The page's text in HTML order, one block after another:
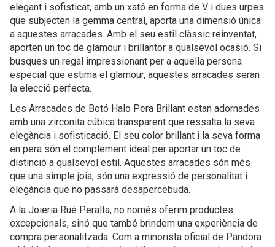
elegant i sofisticat, amb un xató en forma de V i dues urpes
que subjecten la gemma central, aporta una dimensió única
a aquestes arracades. Amb el seu estil clàssic reinventat,
aporten un toc de glamour i brillantor a qualsevol ocasió. Si
busques un regal impressionant per a aquella persona
especial que estima el glamour, aquestes arracades seran
la elecció perfecta.
Les Arracades de Botó Halo Pera Brillant estan adornades
amb una zirconita cúbica transparent que ressalta la seva
elegància i sofisticació. El seu color brillant i la seva forma
en pera són el complement ideal per aportar un toc de
distinció a qualsevol estil. Aquestes arracades són més
que una simple joia; són una expressió de personalitat i
elegància que no passarà desapercebuda.
A la Joieria Rué Peralta, no només oferim productes
excepcionals, sinó que també brindem una experiència de
compra personalitzada. Com a minorista oficial de Pandora